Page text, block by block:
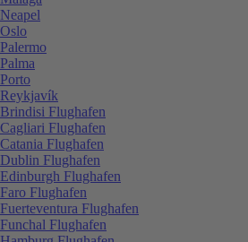
Neapel
Oslo
Palermo
Palma
Porto
Reykjavík
Brindisi Flughafen
Cagliari Flughafen
Catania Flughafen
Dublin Flughafen
Edinburgh Flughafen
Faro Flughafen
Fuerteventura Flughafen
Funchal Flughafen